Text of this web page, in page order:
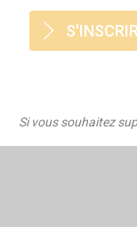
Si vous souhaitez